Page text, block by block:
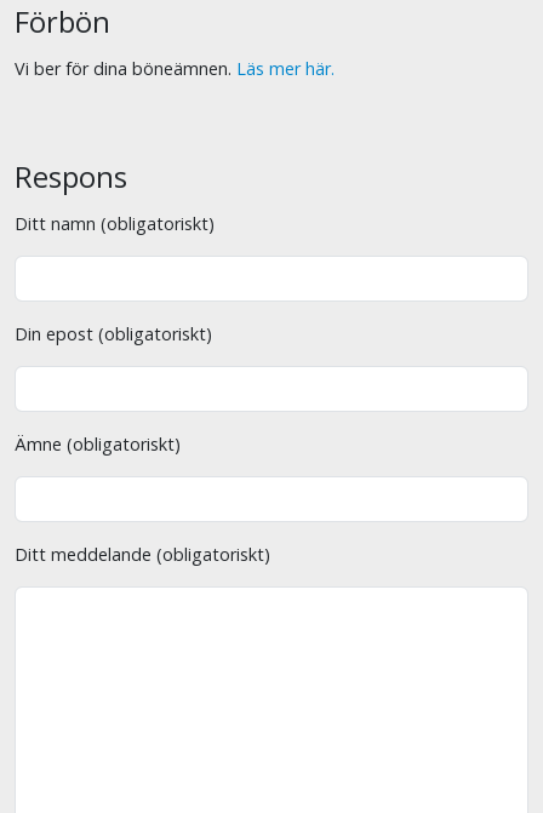
Förbön
Vi ber för dina böneämnen. Läs mer här.
Respons
Ditt namn (obligatoriskt)
Din epost (obligatoriskt)
Ämne (obligatoriskt)
Ditt meddelande (obligatoriskt)